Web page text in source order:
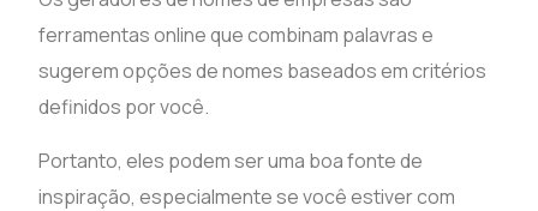
ferramentas online que combinam palavras e
sugerem opções de nomes baseados em critérios
definidos por você.
Portanto, eles podem ser uma boa fonte de
inspiração, especialmente se você estiver com